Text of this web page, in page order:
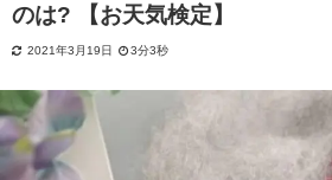
のは? 【お天気検定】
2021年3月19日 3分3秒